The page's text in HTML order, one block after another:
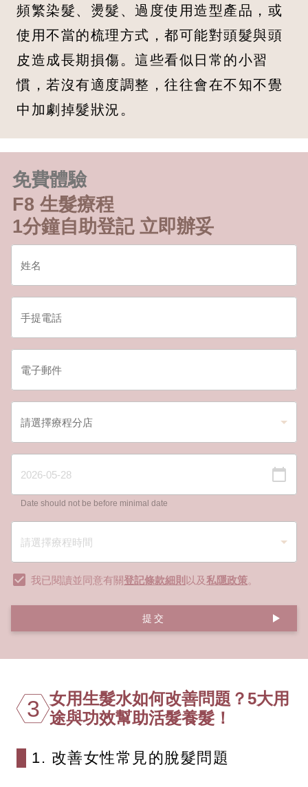
頻繁染髮、燙髮、過度使用造型產品，或
使用不當的梳理方式，都可能對頭髮與頭
皮造成長期損傷。這些看似日常的小習
慣，若沒有適度調整，往往會在不知不覺
中加劇掉髮狀況。
免費體驗
F8 生髮療程
1分鐘自助登記 立即辦妥
Date should not be before minimal date
我已閱讀並同意有關登記條款細則 以及私隱政策。
提交
3 女用生髮水如何改善問題？5大用
途與功效幫助活髮養髮！
1. 改善女性常見的脫髮問題